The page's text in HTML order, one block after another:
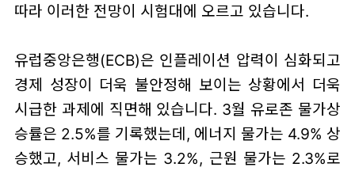
따라 이러한 전망이 시험대에 오르고 있습니다.
유럽중앙은행(ECB)은 인플레이션 압력이 심화되고
경제 성장이 더욱 불안정해 보이는 상황에서 더욱
시급한 과제에 직면해 있습니다. 3월 유로존 물가상
승률은 2.5%를 기록했는데, 에너지 물가는 4.9% 상
승했고, 서비스 물가는 3.2%, 근원 물가는 2.3%로